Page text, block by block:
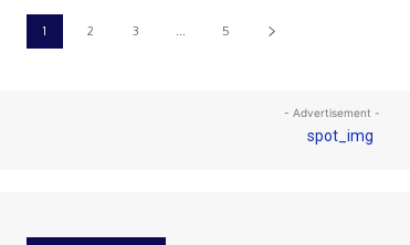
1 2 3 ... 5
- Advertisement -